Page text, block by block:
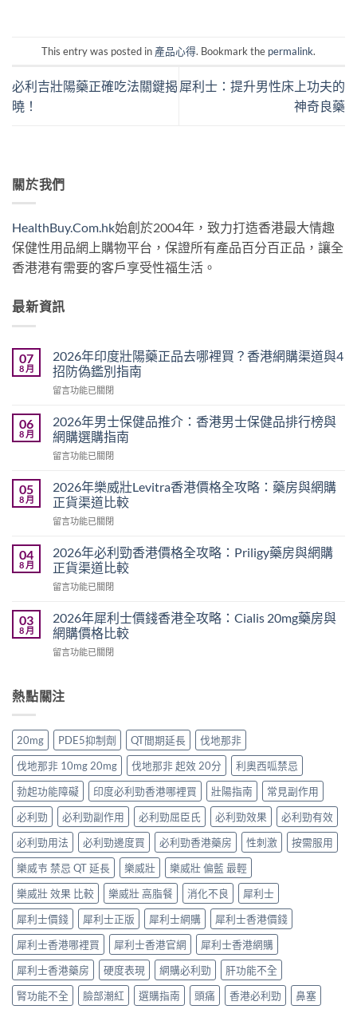
This entry was posted in 產品心得. Bookmark the permalink.
必利吉壯陽藥正確吃法關鍵揭
曉！
犀利士：提升男性床上功夫的
神奇良藥
關於我們
HealthBuy.Com.hk始創於2004年，致力打造香港最大情趣
保健性用品網上購物平台，保證所有產品百分百正品，讓全
香港港有需要的客戶享受性福生活。
最新資訊
07
8 月
2026年印度壯陽藥正品去哪裡買？香港網購渠道與4
招防偽鑑別指南
在
年
印
度
壯
藥
正
品
去
裡
買？
港
購
渠
道
招
防
鑑
別
指
南〉
中
留言功能已關閉
06
8 月
2026年男士保健品推介：香港男士保健品排行榜與
網購選購指南
在
年
男
士
保
品
推
介：
香
男
士
健
行
網
購
選
購
指
南〉
留言功能已關閉
05
8 月
2026年樂威壯Levitra香港價格全攻略：藥房與網購
正貨渠道比較
在
年
樂
威
壯
香
港
價
格
略：
與
網
購
正
貨
渠
比
較〉
中
留言功能已關閉
04
8 月
2026年必利勁香港價格全攻略：Priligy藥房與網購
正貨渠道比較
在
年
必
利
勁
價
攻
略：
Priligy
藥
房
與
購
正
貨
渠
道
比
較〉
中
留言功能已關閉
03
8 月
2026年犀利士價錢香港全攻略：Cialis 20mg藥房與
網購價格比較
在
犀
利
價
錢
香
港
全
攻
略：
Cialis
20mg
藥
房
與
網
購
價
格
比
較〉
中
留言功能已關閉
熱點關注
20mg PDE5抑制劑 QT間期延長
伐地那非
伐地那非 10mg 20mg
伐地那非 起效 20分
利奧西呱禁忌
勃起功能障礙
印度必利勁香港哪裡買 壯陽指南
常見副作用
必利勁
必利勁副作用 必利勁屈臣氏 必利勁效果
必利勁有效
必利勁用法
必利勁邊度買 必利勁香港藥房 性刺激
按需服用
樂威壭 禁忌 QT 延長
樂威壯
樂威壯 偏藍 最輕
樂威壯 效果 比較
樂威壯 高脂餐 消化不良
犀利士
犀利士價錢
犀利士正版 犀利士網購
犀利士香港價錢
犀利士香港哪裡買
犀利士香港官網
犀利士香港網購
犀利士香港藥房
硬度表現 網購必利勁
肝功能不全
腎功能不全
臉部潮紅 選購指南 頭痛 香港必利勁 鼻塞